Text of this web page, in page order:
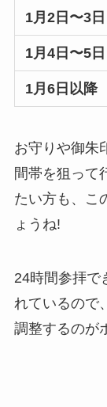
1月2日〜3日
1月4日〜5日
1月6日以降
お守りや御朱
間帯を狙って
たい方も、こ
ょうね!
24時間参拝で
れているので
調整するのが